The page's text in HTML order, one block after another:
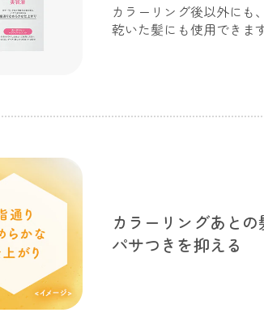
カラーリング後以外にも
乾いた髪にも使用できま
カラーリングあとの
パサつきを抑える